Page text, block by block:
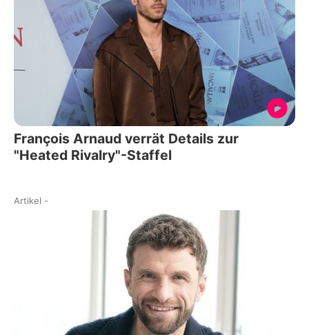
François Arnaud verrät Details zur
"Heated Rivalry"-Staffel
Artikel -